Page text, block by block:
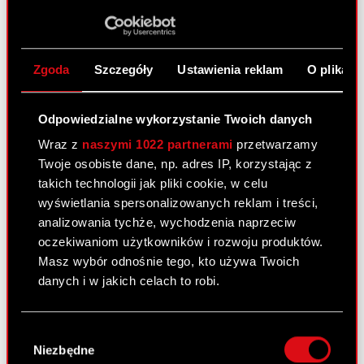
Zgoda Szczegóły Ustawienia reklam O
Odpowiedzialne wykorzystanie Twoich danych
Wraz z naszymi 1022 partnerami przetwarzamy
Twoje osobiste dane, np. adres IP, korzystając z
takich technologii jak pliki cookie, w celu
wyświetlania spersonalizowanych reklam i treści,
analizowania tychże, wychodzenia naprzeciw
oczekiwaniom użytkowników i rozwoju produktów.
Masz wybór odnośnie tego, kto używa Twoich
danych i w jakich celach to robi.
lokalizacji geograficznej z dokładnością nawet
zgody
Niezbędne
Raport bieżący nr 31/2010
PDF Pobierz załącznik
4 czerwca 2010
PDF Rezygnacja osoby zarządzającej
Raport bieżący nr 29/2010
3 czerwca 2010